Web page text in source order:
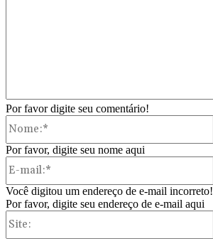
Por favor digite seu comentário!
Por favor, digite seu nome aqui
Você digitou um endereço de e-mail incorreto!
Por favor, digite seu endereço de e-mail aqui